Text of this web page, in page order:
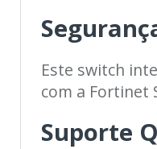
Este switch
com a Fortinet
Suporte